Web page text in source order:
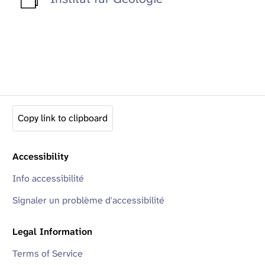
Copy link to clipboard
Accessibility
Info accessibilité
Signaler un problème d'accessibilité
Legal Information
Terms of Service